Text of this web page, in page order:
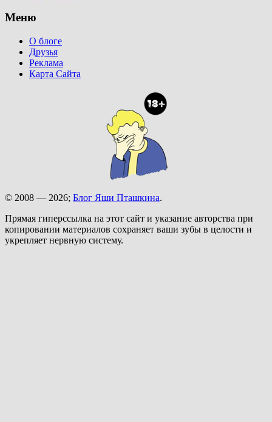
Меню
О блоге
Друзья
Реклама
Карта Сайта
© 2008 — 2026; Блог Яши Пташкина.
Прямая гиперссылка на этот сайт и указание авторства при
копировании материалов сохраняет ваши зубы в целости и
укрепляет нервную систему.